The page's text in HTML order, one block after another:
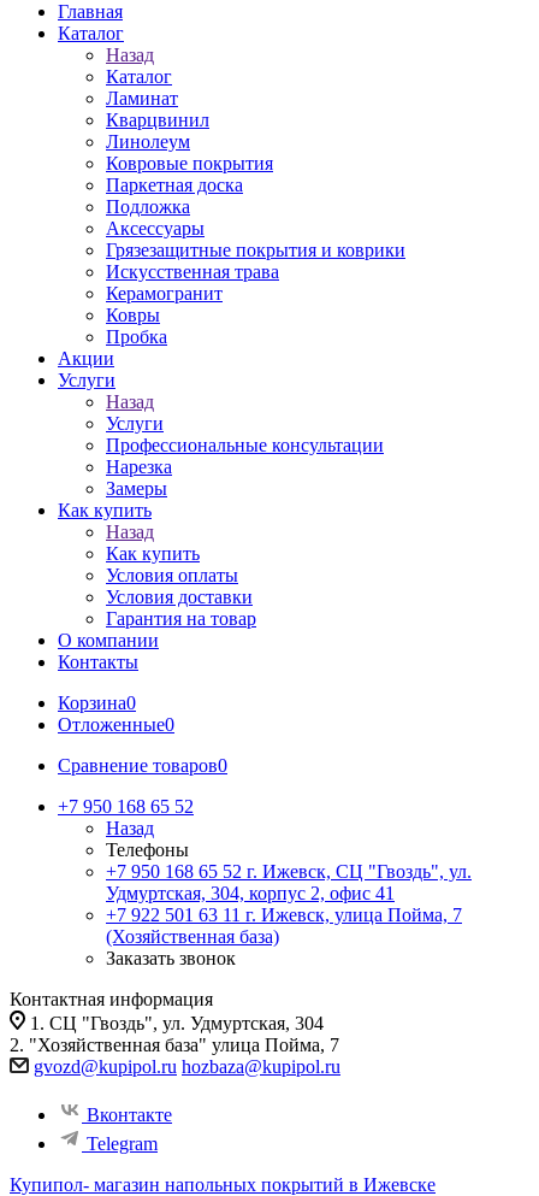
Главная
Каталог
Назад
Каталог
Ламинат
Кварцвинил
Линолеум
Ковровые покрытия
Паркетная доска
Подложка
Аксессуары
Грязезащитные покрытия и коврики
Искусственная трава
Керамогранит
Ковры
Пробка
Акции
Услуги
Назад
Услуги
Профессиональные консультации
Нарезка
Замеры
Как купить
Назад
Как купить
Условия оплаты
Условия доставки
Гарантия на товар
О компании
Контакты
Корзина0
Отложенные0
Сравнение товаров0
+7 950 168 65 52
Назад
Телефоны
+7 950 168 65 52 г. Ижевск, СЦ "Гвоздь", ул.
Удмуртская, 304, корпус 2, офис 41
+7 922 501 63 11 г. Ижевск, улица Пойма, 7
(Хозяйственная база)
Заказать звонок
Контактная информация
1. СЦ "Гвоздь", ул. Удмуртская, 304
2. "Хозяйственная база" улица Пойма, 7
gvozd@kupipol.ru hozbaza@kupipol.ru
Вконтакте
Telegram
Купипол- магазин напольных покрытий в Ижевске